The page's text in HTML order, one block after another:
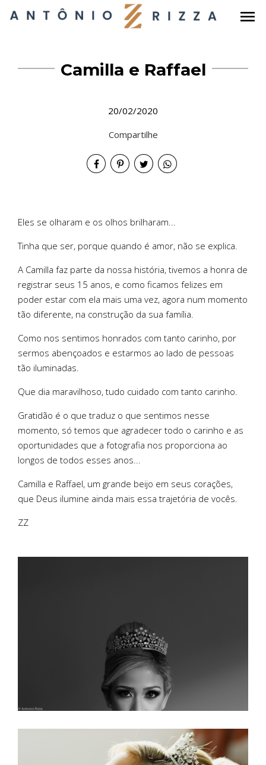
menu
Camilla e Raffael
20/02/2020
Compartilhe
Eles se olharam e os olhos brilharam...
Tinha que ser, porque quando é amor, não se explica.
A Camilla faz parte da nossa história, tivemos a honra de
registrar seus 15 anos, e como ficamos felizes em
poder estar com ela mais uma vez, agora num momento
tão diferente, na construção da sua família.
Como nos sentimos honrados com tanto carinho, por
sermos abençoados e estarmos ao lado de pessoas
tão iluminadas.
Que dia maravilhoso, tudo cuidado com tanto carinho.
Gratidão é o que traduz o que sentimos nesse
momento, só temos que agradecer todo o carinho e as
oportunidades que a fotografia nos proporciona ao
longos de todos esses anos...
Camilla e Raffael, um grande beijo em seus corações,
que Deus ilumine ainda mais essa trajetória de vocês.
ZZ